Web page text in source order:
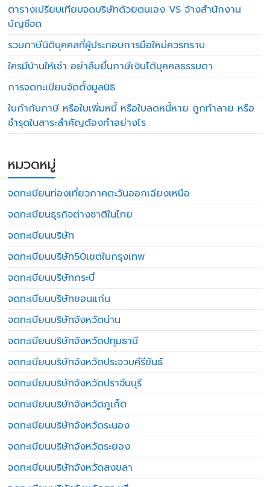
ตารางเปรียบเทียบจดบริษัทด้วยตนเอง VS จ้างสำนักงาน
บัญชีจด
รวมภาษีนิติบุคคลที่ผู้ประกอบการมือใหม่ควรทราบ
ใครมีบ้านให้เช่า อย่าลืมยื่นภาษีเงินได้บุคคลธรรมดา
การจดทะเบียนจัดตั้งมูลนิธิ
ใบกำกับภาษี หรือใบเพิ่มหนี้ หรือใบลดหนี้หาย ถูกทำลาย หรือ
ชำรุดในสาระสำคัญต้องทำอย่างไร
หมวดหมู่
จดทะเบียนท่องเที่ยวภาคตะวันออกเฉียงเหนือ
จดทะเบียนธุรกิจต่างชาติในไทย
จดทะเบียนบริษัท
จดทะเบียนบริษัท50เขตในกรุงเทพ
จดทะเบียนบริษัทกระบี่
จดทะเบียนบริษัทขอนแก่น
จดทะเบียนบริษัทจังหวัดน่าน
จดทะเบียนบริษัทจังหวัดปทุมธานี
จดทะเบียนบริษัทจังหวัดประจวบคีรีขันธ์
จดทะเบียนบริษัทจังหวัดปราจีนบุรี
จดทะเบียนบริษัทจังหวัดภูเก็ต
จดทะเบียนบริษัทจังหวัดระนอง
จดทะเบียนบริษัทจังหวัดระยอง
จดทะเบียนบริษัทจังหวัดสงขลา